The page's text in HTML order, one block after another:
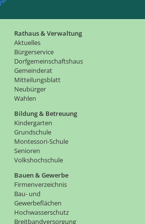
Rathaus & Verwaltung
Aktuelles
Bürgerservice
Dorfgemeinschaftshaus
Gemeinderat
Mitteilungsblatt
Neubürger
Wahlen
Bildung & Betreuung
Kindergarten
Grundschule
Montessori-Schule
Senioren
Volkshochschule
Bauen & Gewerbe
Firmenverzeichnis
Bau- und
Gewerbeflächen
Hochwasserschutz
Breitbandversorgung